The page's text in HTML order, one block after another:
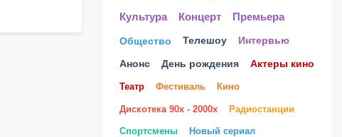
Культура Концерт Премьера
Общество Телешоу Интервью
Анонс День рождения Актеры кино
Театр Фестиваль Кино
Дискотека 90х - 2000х Радиостанции
Спортсмены Новый сериал